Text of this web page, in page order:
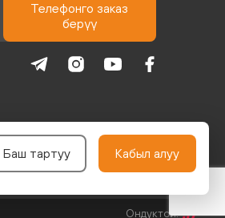
Баш тартуу Кабыл алуу
Телефонго заказ
берүү
Ондуктой: